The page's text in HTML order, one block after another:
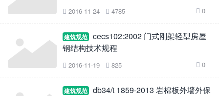
 2016-11-24  4785  0
建筑规范
cecs102:2002 门式刚架轻型房屋
钢结构技术规程
 2016-11-19  825  0
建筑规范
db34/t 1859-2013 岩棉板外墙外保